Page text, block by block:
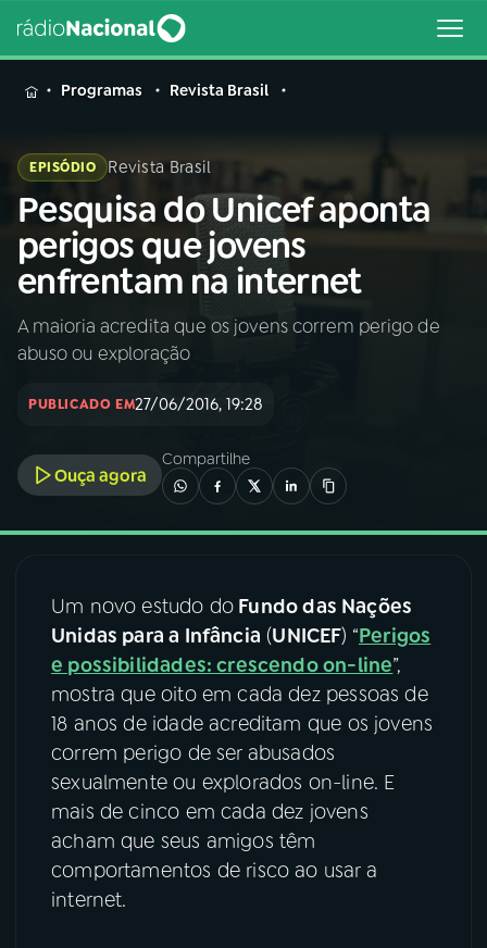
MENU
Buscar
na
Rádio
Nacional
Buscar
AO VIVO
INÍCIO
A RÁDIO
03PROGRAMAÇÃO
04 PROGRAMAS
PODCASTS
06VIDEOCASTS
08FESTIVAL DE MÚSICA
Programas Revista Brasil
EPISÓDIO Revista Brasil
Pesquisa do Unicef aponta
perigos que jovens
enfrentam na internet
A maioria acredita que os jovens correm perigo de
abuso ou exploração
PUBLICADO EM27/06/2016, 19:28
Ouça agora
Compartilhe
Um novo estudo do Fundo das Nações
Unidas para a Infância (UNICEF) “Perigos
e possibilidades: crescendo on-line”,
mostra que oito em cada dez pessoas de
18 anos de idade acreditam que os jovens
correm perigo de ser abusados
sexualmente ou explorados on-line. E
mais de cinco em cada dez jovens
acham que seus amigos têm
comportamentos de risco ao usar a
internet.